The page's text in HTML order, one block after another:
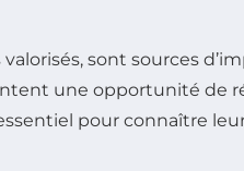
sont sources
une opportunité de
pour connaître